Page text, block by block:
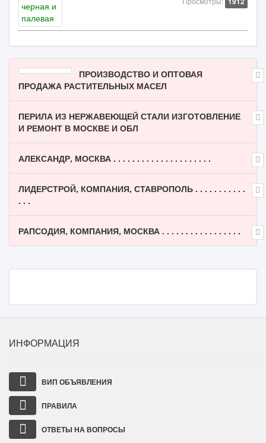
ПРОИЗВОДСТВО И ОПТОВАЯ
ПРОДАЖА РАСТИТЕЛЬНЫХ МАСЕЛ
ПЕРИЛА ИЗ НЕРЖАВЕЮЩЕЙ СТАЛИ ИЗГОТОВЛЕНИЕ
И РЕМОНТ В МОСКВЕ И ОБЛ
АЛЕКСАНДР, МОСКВА . . . . . . . . . . . . . . . . . . . . .
ЛИДЕРСТРОЙ, КОМПАНИЯ, СТАВРОПОЛЬ . . . . . . . . . . .
. . .
РАПСОДИЯ, КОМПАНИЯ, МОСКВА . . . . . . . . . . . . . . . . .
ИНФОРМАЦИЯ
ВИП ОБЪЯВЛЕНИЯ
ПРАВИЛА
ОТВЕТЫ НА ВОПРОСЫ